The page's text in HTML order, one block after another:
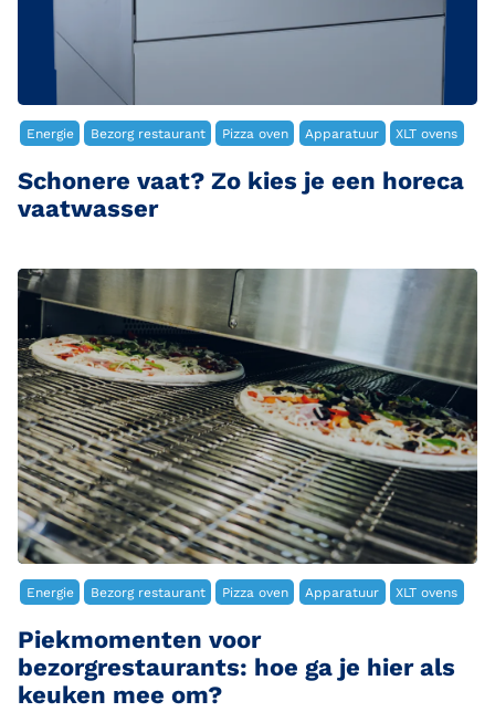
Energie Bezorg restaurant Pizza oven Apparatuur XLT ovens
Schonere vaat? Zo kies je een horeca
vaatwasser
Energie Bezorg restaurant Pizza oven Apparatuur XLT ovens
Piekmomenten voor
bezorgrestaurants: hoe ga je hier als
keuken mee om?